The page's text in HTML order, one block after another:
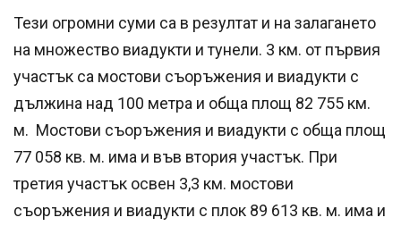
Тези огромни суми са в резултат и на залагането
на множество виадукти и тунели. 3 км. от първия
участък са мостови съоръжения и виадукти с
дължина над 100 метра и обща площ 82 755 км.
м. Мостови съоръжения и виадукти с обща площ
77 058 кв. м. има и във втория участък. При
третия участък освен 3,3 км. мостови
съоръжения и виадукти с плок 89 613 кв. м. има и